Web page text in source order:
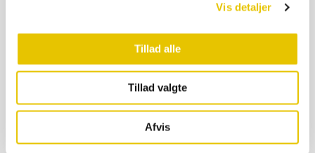
Vis detaljer
Tillad alle
Tillad valgte
Afvis
Plast Hanestuds ½”
20,00kr.